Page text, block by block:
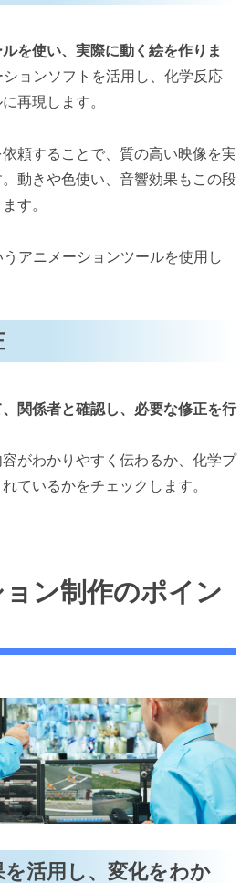
を使い、実際に動く絵を作りま
ョンソフトを活用し、化学反応
再現します。
頼することで、質の高い映像を実
動きや色使い、音響効果もこの段
す。
アニメーションツールを使用し
関係者と確認し、必要な修正を行
がわかりやすく伝わるか、化学プ
ているかをチェックします。
ン制作のポイン
活用し、変化をわか